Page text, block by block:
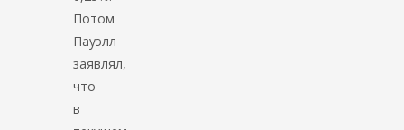
Потом
Пауэлл
заявлял,
что
в